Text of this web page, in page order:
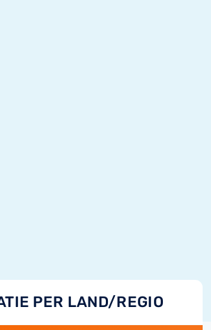
PER LAND/REGIO